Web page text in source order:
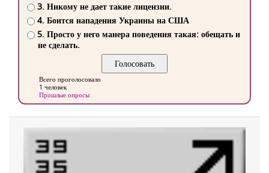
3. Никому не дает такие лицензии.
4. Боится нападения Украины на США
5. Просто у него манера поведения такая: обещать и
не сделать.
Всего проголосовало
1 человек
Прошлые опросы